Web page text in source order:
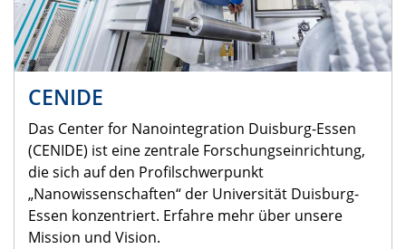
CENIDE
Das Center for Nanointegration Duisburg-Essen
(CENIDE) ist eine zentrale Forschungseinrichtung,
die sich auf den Profilschwerpunkt
„Nanowissenschaften“ der Universität Duisburg-
Essen konzentriert. Erfahre mehr über unsere
Mission und Vision.